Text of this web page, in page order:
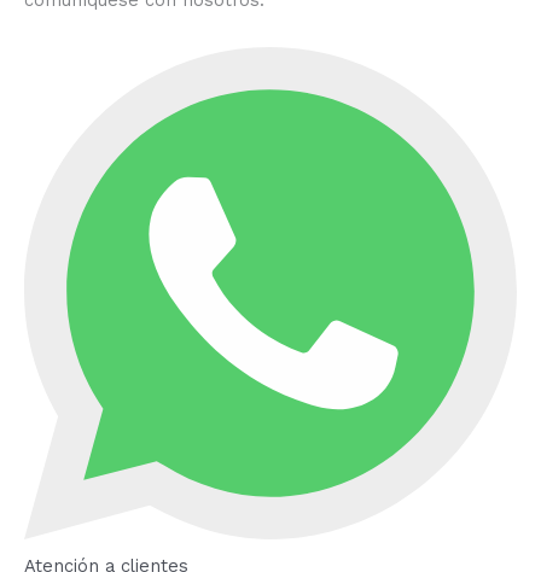
Atención a clientes